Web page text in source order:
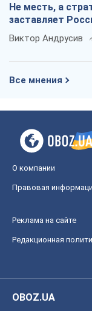
Не месть, а
заставляет
Виктор Андрусив
Все мнения
О компании
Правовая
Реклама на сайте
Редакционная
OBOZ.UA